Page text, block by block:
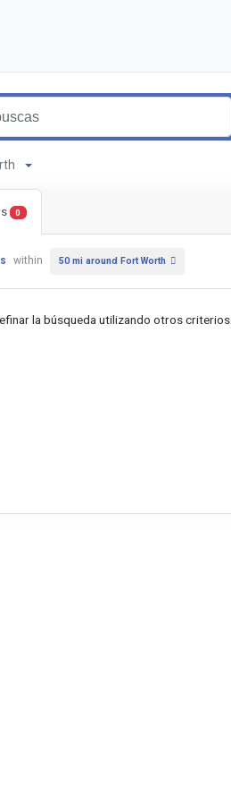
0
within 50 mi around Fort Worth
la búsqueda utilizando otros criterios.